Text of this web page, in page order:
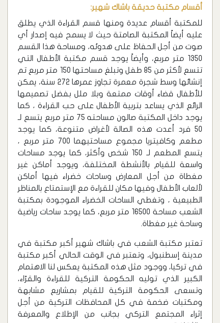
أقسام مكتبة حديقة باشاك شهير:
للمكتبة أقسام عديدة ومنها قسم القراءة الذي يطلق
عليه أيضاً المكتبة الصامتة حيث لا يسمح فيه إصدار أي
صوت من أجل الحفاظ على هدوئه، ومساحة هذا القسم
1350 متر مربع، وأيضاً يوجد قسم مكتبة الأطفال التي
تتسع لأكثر من 85 طفل وتبلغ مساحتها 150 متر مربع تم
إنشائها وسط شجرة معمرة تجاوز عمرها 272 سنة، يمكن
للأطفال قضاء أوقات ممتعة وبلا ملل بفضل تصميمها
الرائع الذي يساعد بتربية الأطفال على حب القراءة ، كما
يوجد داخل المكتبة صالون مساحته 75 متر مربع يتسع لـ
50 فرد أعدت هذه الصالة لأغراض متنوعة، كما يوجد
مطعم وكافيتريا مجموع مساحتيهما 700 متر مربع ،
يتسع المطعم لـ 150 شخص وأكثر، كما يوجد مساحات
واسعة للقيام بالأنشطة المختلفة، ويوجد أماكن غير
مغطاة من أجل المعارض وساحات خضراء فيها أماكن
لألعاب الأطفال وفيها مكان للقراءة مع الإستمتاع بالمناظر
الطبيعية ، وتغطي الساحات الخضراء الموجودة بمكتبة
الشعب مساحة 16500 متر مربع، كما يوجد ساحات رياضية
وساحة غير مغطاة.
تعتبر مكتبة الشعب في باشاك شهير أكبر مكتبة في
مدينة إسطنبول، وتعتبر في الوقت الحالي أكبر مكتبة
في تركيا، ووجود مثل هذه المكتبة يعكس لنا الاهتمام
الكبير الذي توليه الحكومة التركية للقراءة والقرّاء،
وتسعى الحكومة التركية للقيام بمشاريع مشابهة
ومكتبات ضخمة في كل المحافظات التركية من أجل
إثراء المجتمع التركي بجانب من الإطلاع والمعرفة